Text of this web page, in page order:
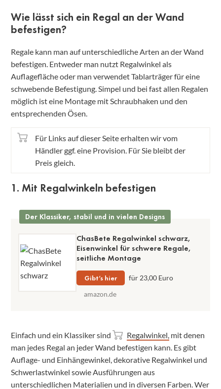
Wie lässt sich ein Regal an der Wand
befestigen?
Regale kann man auf unterschiedliche Arten an der Wand
befestigen. Entweder man nutzt Regalwinkel als
Auflagefläche oder man verwendet Tablarträger für eine
schwebende Befestigung. Simpel und bei fast allen Regalen
möglich ist eine Montage mit Schraubhaken und den
entsprechenden Ösen.
Für Links auf dieser Seite erhalten wir vom
Händler ggf. eine Provision. Für Sie bleibt der
Preis gleich.
1. Mit Regalwinkeln befestigen
Der Klassiker, stabil und in vielen Designs
ChasBete Regalwinkel schwarz,
Eisenwinkel für schwere Regale,
seitliche Montage
Gibt’s hier
für 23,00 Euro
amazon.de
Einfach und ein Klassiker sind Regalwinkel, mit denen
man jedes Regal an jeder Wand befestigen kann. Es gibt
Auflage- und Einhängewinkel, dekorative Regalwinkel und
Schwerlastwinkel sowie Ausführungen aus
unterschiedlichen Materialien und in diversen Farben. Wer